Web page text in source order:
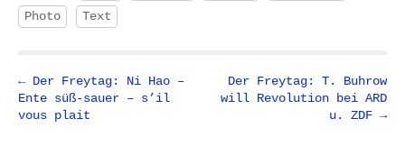
Photo
Text
P
o
← Der Freytag: Ni Hao –
Ente süß-sauer – s’il
vous plait
Der Freytag: T. Buhrow
will Revolution bei ARD
u. ZDF →